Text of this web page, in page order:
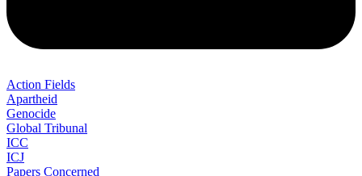
Action Fields
Apartheid
Genocide
Global Tribunal
ICC
ICJ
Papers Concerned